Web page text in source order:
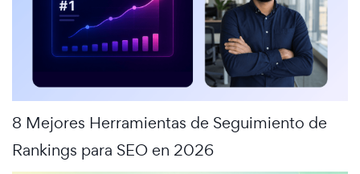
8 Mejores Herramientas de Seguimiento de
Rankings para SEO en 2026